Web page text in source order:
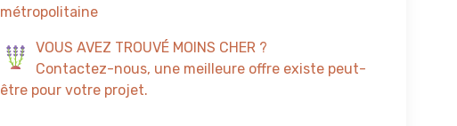
métropolitaine
VOUS AVEZ TROUVÉ MOINS CHER ?
Contactez-nous, une meilleure offre existe peut-
être pour votre projet.